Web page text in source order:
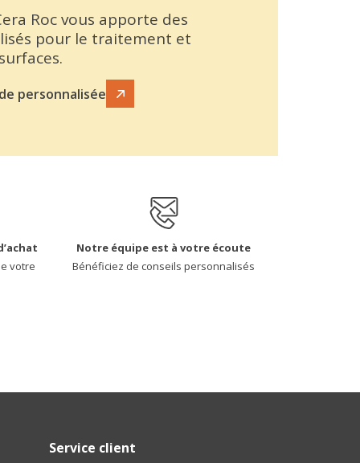
Roc vous apporte des
pour le traitement et
personnalisée
votre
Notre équipe est à votre écoute
Bénéficiez de conseils personnalisés
Service client